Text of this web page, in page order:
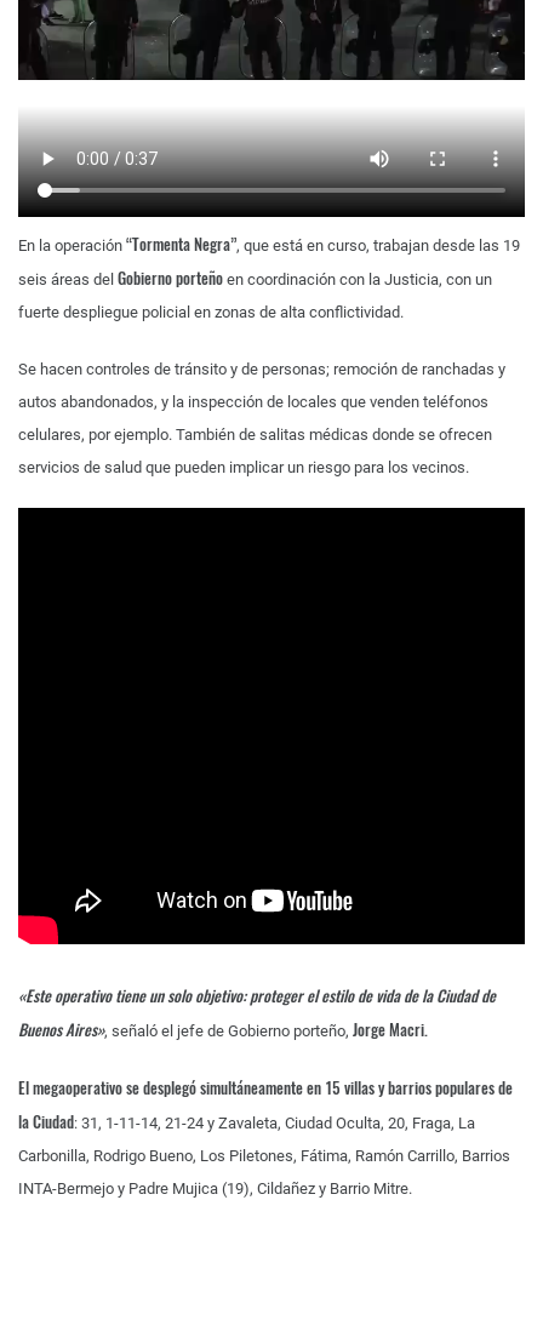
En la operación “Tormenta Negra”, que está en curso, trabajan desde las 19
seis áreas del Gobierno porteño en coordinación con la Justicia, con un
fuerte despliegue policial en zonas de alta conflictividad.
Se hacen controles de tránsito y de personas; remoción de ranchadas y
autos abandonados, y la inspección de locales que venden teléfonos
celulares, por ejemplo. También de salitas médicas donde se ofrecen
servicios de salud que pueden implicar un riesgo para los vecinos.
«Este operativo tiene un solo objetivo: proteger el estilo de vida de la Ciudad de
Buenos Aires», señaló el jefe de Gobierno porteño, Jorge Macri.
El megaoperativo se desplegó simultáneamente en 15 villas y barrios populares de
la Ciudad: 31, 1-11-14, 21-24 y Zavaleta, Ciudad Oculta, 20, Fraga, La
Carbonilla, Rodrigo Bueno, Los Piletones, Fátima, Ramón Carrillo, Barrios
INTA-Bermejo y Padre Mujica (19), Cildañez y Barrio Mitre.